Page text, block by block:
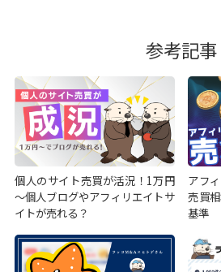
参考記事
個人のサイト売買が活況！1万円
～個人ブログやアフィリエイトサ
イトが売れる？
アフ
売買
基準